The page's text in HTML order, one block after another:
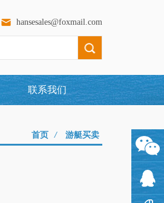
hansesales@foxmail.com
联系我们
首页 / 游艇买卖